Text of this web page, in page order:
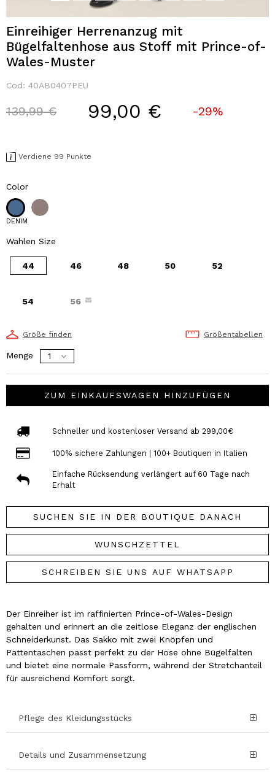
Einreihiger Herrenanzug mit
Bügelfaltenhose aus Stoff mit Prince-of-
Wales-Muster
Cod: 40AB0407PEU
Price reduced from
139,99 €to 99,00 € -29%
Verdiene 99 Punkte
Color
DENIM
Wählen Size
44 46 48 50 52
54 56
Größe finden Größentabellen
Menge
ZUM EINKAUFSWAGEN HINZUFÜGEN
Schneller und kostenloser Versand ab 299,00€
100% sichere Zahlungen | 100+ Boutiquen in Italien
Einfache Rücksendung verlängert auf 60 Tage nach
Erhalt
SUCHEN SIE IN DER BOUTIQUE DANACH
WUNSCHZETTEL
SCHREIBEN SIE UNS AUF WHATSAPP
Der Einreiher ist im raffinierten Prince-of-Wales-Design
gehalten und erinnert an die zeitlose Eleganz der englischen
Schneiderkunst. Das Sakko mit zwei Knöpfen und
Pattentaschen passt perfekt zu der Hose ohne Bügelfalten
und bietet eine normale Passform, während der Stretchanteil
für ausreichend Komfort sorgt.
Pflege des Kleidungsstücks
Details und Zusammensetzung